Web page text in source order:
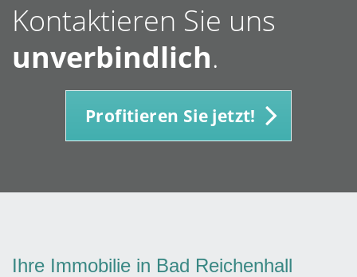
Kontaktieren Sie uns
unverbindlich.
Profitieren Sie jetzt!
Ihre Immobilie in Bad Reichenhall